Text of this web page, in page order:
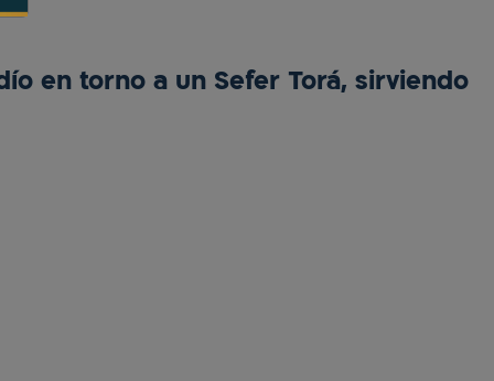
en torno a un Sefer Torá, sirviendo